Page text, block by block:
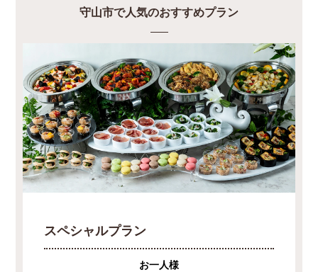
守山市で人気のおすすめプラン
スペシャルプラン
お一人様